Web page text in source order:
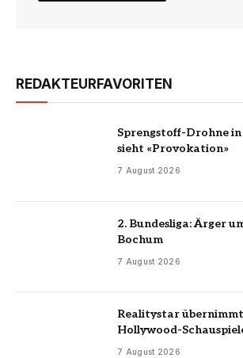
REDAKTEURFAVORITEN
Sprengstoff-Drohne in
sieht «Provokation»
7 August 2026
2. Bundesliga: Ärger
Bochum
7 August 2026
Realitystar
Hollywood-
7 August 2026